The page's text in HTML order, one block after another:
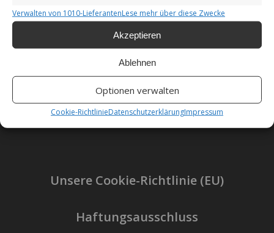
Verwalten von 1010-LieferantenLese mehr über diese Zwecke
Akzeptieren
Ablehnen
Optionen verwalten
Cookie-RichtlinieDatenschutzerklärungImpressum
Impressum
Datenschutzerklärung
Unsere Cookie-Richtlinie (EU)
Haftungsausschluss